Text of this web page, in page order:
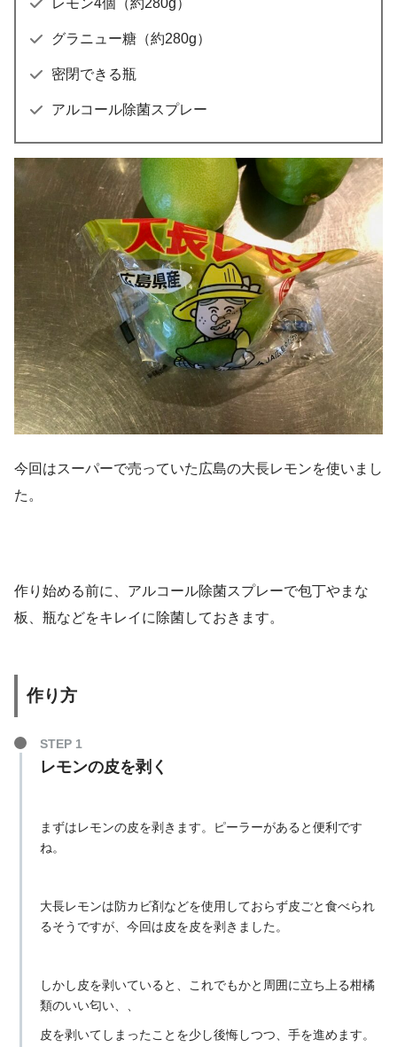
グラニュー糖（約280g）
密閉できる瓶
アルコール除菌スプレー
今回はスーパーで売っていた広島の大長レモンを使いまし
た。
作り始める前に、アルコール除菌スプレーで包丁やまな
板、瓶などをキレイに除菌しておきます。
作り方
STEP 1
レモンの皮を剥く
まずはレモンの皮を剥きます。ピーラーがあると便利です
ね。
大長レモンは防カビ剤などを使用しておらず皮ごと食べられ
るそうですが、今回は皮を皮を剥きました。
しかし皮を剥いていると、これでもかと周囲に立ち上る柑橘
類のいい匂い、、
皮を剥いてしまったことを少し後悔しつつ、手を進めます。